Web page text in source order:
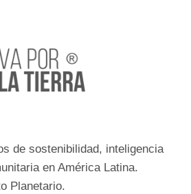
de sostenibilidad, inteligencia
en América Latina.
Planetario.